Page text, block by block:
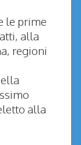
le prime
alla
regioni
alla